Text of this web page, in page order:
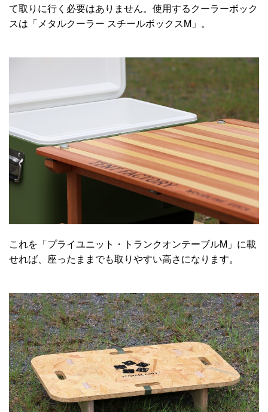
て取りに行く必要はありません。使用するクーラーボック
スは「メタルクーラー スチールボックスM」。
これを「プライユニット・トランクオンテーブルM」に載
せれば、座ったままでも取りやすい高さになります。